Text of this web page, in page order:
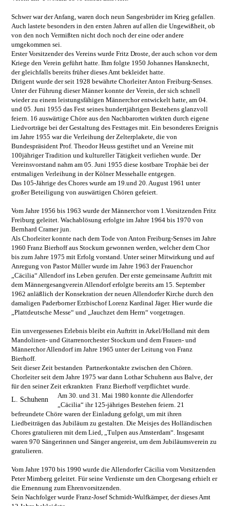
Schwer war der Anfang, waren doch neun Sangesbrüder im Krieg gefallen.
Auch lastete besonders in den ersten Jahren auf allen die Ungewißheit, ob
von den noch Vermißten nicht doch noch der eine oder andere
umgekommen sei.
Erster Vorsitzender des Vereins wurde Fritz Droste, der auch schon vor dem
Kriege den Verein geführt hatte. Ihm folgte 1950 Johannes Hansknecht,
der gleichfalls bereits früher dieses Amt bekleidet hatte.
Dirigent wurde der seit 1928 bewährte Chorleiter Anton Freiburg-Senses.
Unter der Führung dieser Männer konnte der Verein, der sich schnell
wieder zu einem leistungsfähigen Männerchor entwickelt hatte, am 04.
und 05. Juni 1955 das Fest seines hundertjährigen Bestehens glanzvoll
feiern. 16 auswärtige Chöre aus den Nachbarorten wirkten durch eigene
Liedvorträge bei der Gestaltung des Festtages mit. Ein besonderes Ereignis
im Jahre 1955 war die Verleihung der Zelterplakete, die von
Bundespräsident Prof. Theodor Heuss gestiftet und an Vereine mit
100jähriger Tradition und kultureller Tätigkeit verliehen wurde. Der
Vereinsvorstand nahm am 05. Juni 1955 diese kostbare Trophäe bei der
erstmaligen Verleihung in der Kölner Messehalle entgegen.
Das 105-Jährige des Chores wurde am 19.und 20. August 1961 unter
großer Beteiligung von auswärtigen Chören gefeiert.
Vom Jahre 1956 bis 1963 wurde der Männerchor vom 1.Vorsitzenden Fritz
Freiburg geleitet. Wachablösung erfolgte im Jahre 1964 bis 1970 von
Bernhard Cramer jun.
Als Chorleiter konnte nach dem Tode von Anton Freiburg-Senses im Jahre
1960 Franz Bierhoff aus Stockum gewonnen werden, welcher dem Chor
bis zum Jahre 1975 mit Erfolg vorstand. Unter seiner Mitwirkung und auf
Anregung von Pastor Müller wurde im Jahre 1963 der Frauenchor
„Cäcilia“ Allendorf ins Leben gerufen. Der erste gemeinsame Auftritt mit
dem Männergesangverein Allendorf erfolgte bereits am 15. September
1962 anläßlich der Konsekration der neuen Allendorfer Kirche durch den
damaligen Paderborner Erzbischof Lorenz Kardinal Jäger. Hier wurde die
„Plattdeutsche Messe“ und „Jauchzet dem Herrn“ vorgetragen.
Ein unvergessenes Erlebnis bleibt ein Auftritt in Arkel/Holland mit dem
Mandolinen- und Gitarrenorchester Stockum und dem Frauen- und
Männerchor Allendorf im Jahre 1965 unter der Leitung von Franz
Bierhoff.
Seit dieser Zeit bestanden Partnerkontakte zwischen den Chören.
Chorleiter seit dem Jahre 1975 war dann Lothar Schuhenn aus Balve, der
für den seiner Zeit erkrankten Franz Bierhoff verpflichtet wurde.
L. Schuhenn
Am 30. und 31. Mai 1980 konnte die Allendorfer
„Cäcilia“ ihr 125-jähriges Bestehen feiern. 21
befreundete Chöre waren der Einladung gefolgt, um mit ihren
Liedbeiträgen das Jubiläum zu gestalten. Die Meisjes des Holländischen
Chores gratulieren mit dem Lied, „Tulpen aus Amsterdam“. Insgesamt
waren 970 Sängerinnen und Sänger angereist, um dem Jubiläumsverein zu
gratulieren.
Vom Jahre 1970 bis 1990 wurde die Allendorfer Cäcilia vom Vorsitzenden
Peter Mimberg geleitet. Für seine Verdienste um den Chorgesang erhielt er
die Ernennung zum Ehrenvorsitzenden.
Sein Nachfolger wurde Franz-Josef Schmidt-Wulfkämper, der dieses Amt